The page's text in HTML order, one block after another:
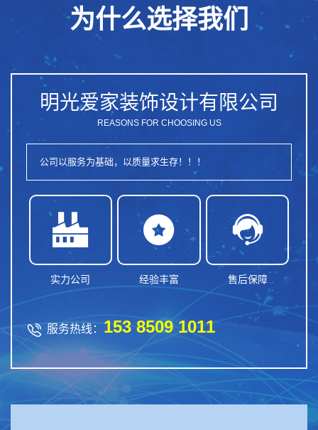
为什么选择我们
明光爱家装饰设计有限公司
REASONS FOR CHOOSING US
公司以服务为基础，以质量求生存！！！

实力公司

经验丰富

售后保障
 服务热线： 153 8509 1011